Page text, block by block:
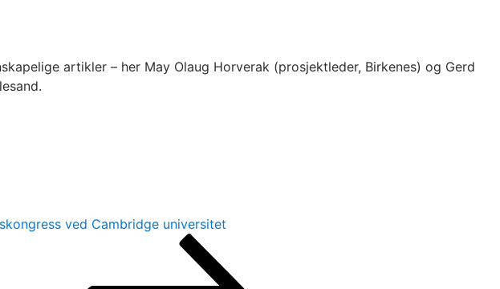
artikler – her May Olaug Horverak (prosjektleder, Birkenes) og Gerd
ved Cambridge universitet